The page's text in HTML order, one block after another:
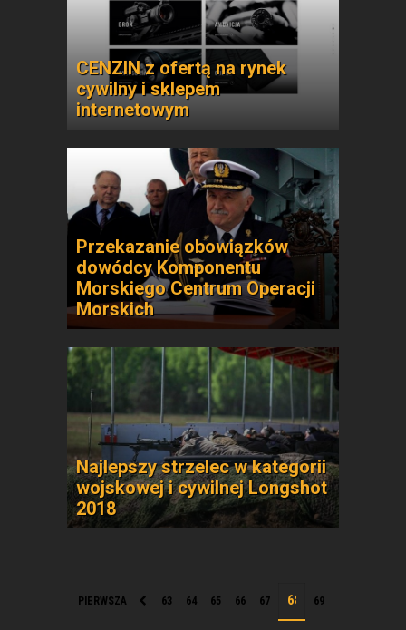
CENZIN z ofertą na rynek
cywilny i sklepem
internetowym
Przekazanie obowiązków
dowódcy Komponentu
Morskiego Centrum Operacji
Morskich
Najlepszy strzelec w kategorii
wojskowej i cywilnej Longshot
2018
PIERWSZA 63 64 65 66 67 69